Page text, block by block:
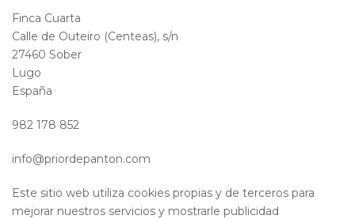
Finca Cuarta
Calle de Outeiro (Centeas), s/n
27460 Sober
Lugo
España
982 178 852
info@priordepanton.com
Este sitio web utiliza cookies propias y de terceros para
mejorar nuestros servicios y mostrarle publicidad